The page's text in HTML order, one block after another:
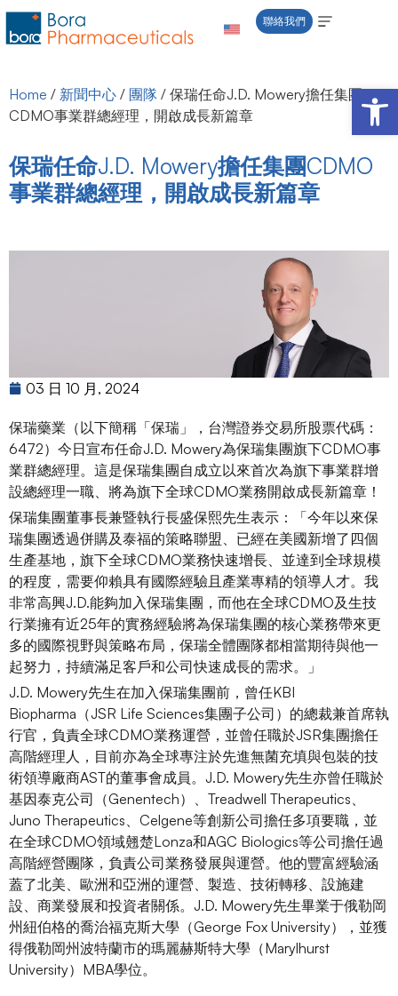
聯絡我們
Home / 新聞中心 / 團隊 / 保瑞任命J.D. Mowery擔任集團
CDMO事業群總經理，開啟成長新篇章
保瑞任命J.D. Mowery擔任集團CDMO
事業群總經理，開啟成長新篇章
03 日 10 月, 2024
保瑞藥業（以下簡稱「保瑞」，台灣證券交易所股票代碼：
6472）今日宣布任命J.D. Mowery為保瑞集團旗下CDMO事
業群總經理。這是保瑞集團自成立以來首次為旗下事業群增
設總經理一職、將為旗下全球CDMO業務開啟成長新篇章！
保瑞集團董事長兼暨執行長盛保熙先生表示：「今年以來保
瑞集團透過併購及泰福的策略聯盟、已經在美國新增了四個
生產基地，旗下全球CDMO業務快速增長、並達到全球規模
的程度，需要仰賴具有國際經驗且產業專精的領導人才。我
非常高興J.D.能夠加入保瑞集團，而他在全球CDMO及生技
行業擁有近25年的實務經驗將為保瑞集團的核心業務帶來更
多的國際視野與策略布局，保瑞全體團隊都相當期待與他一
起努力，持續滿足客戶和公司快速成長的需求。」
J.D. Mowery先生在加入保瑞集團前，曾任KBI
Biopharma（JSR Life Sciences集團子公司）的總裁兼首席執
行官，負責全球CDMO業務運營，並曾任職於JSR集團擔任
高階經理人，目前亦為全球專注於先進無菌充填與包裝的技
術領導廠商AST的董事會成員。J.D. Mowery先生亦曾任職於
基因泰克公司（Genentech）、Treadwell Therapeutics、
Juno Therapeutics、Celgene等創新公司擔任多項要職，並
在全球CDMO領域翹楚Lonza和AGC Biologics等公司擔任過
高階經營團隊，負責公司業務發展與運營。他的豐富經驗涵
蓋了北美、歐洲和亞洲的運營、製造、技術轉移、設施建
設、商業發展和投資者關係。J.D. Mowery先生畢業于俄勒岡
州紐伯格的喬治福克斯大學（George Fox University），並獲
得俄勒岡州波特蘭市的瑪麗赫斯特大學（Marylhurst
University）MBA學位。